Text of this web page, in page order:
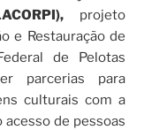
projeto
e Restauração de
de Pelotas
parcerias para
culturais com a
de pessoas